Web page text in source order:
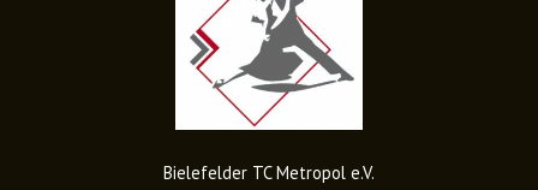
Bielefelder TC Metropol e.V.